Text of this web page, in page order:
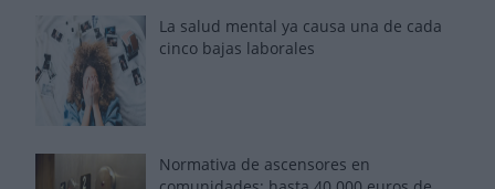
La salud mental ya causa una de cada
cinco bajas laborales
Normativa de ascensores en